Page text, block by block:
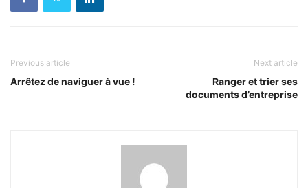
Previous article
Arrêtez de naviguer à vue !
Next article
Ranger et trier ses
documents d’entreprise